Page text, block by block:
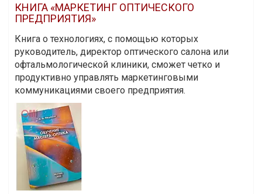
КНИГА «МАРКЕТИНГ ОПТИЧЕСКОГО
ПРЕДПРИЯТИЯ»
Книга о технологиях, с помощью которых
руководитель, директор оптического салона или
офтальмологической клиники, сможет четко и
продуктивно управлять маркетинговыми
коммуникациями своего предприятия.